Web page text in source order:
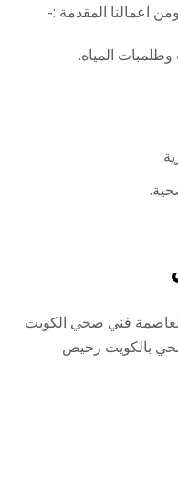
اعمالنا المقدمة :-
وطلمبات المياه.
فني صحي الكويت
بالكويت رخيص